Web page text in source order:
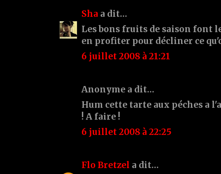
Sha a dit…
Les bons fruits de saison font
en profiter pour décliner ce
6 juillet 2008 à 21:21
Anonyme a dit…
Hum cette tarte aux péches a
! A faire !
6 juillet 2008 à 22:25
Flo Bretzel a dit…